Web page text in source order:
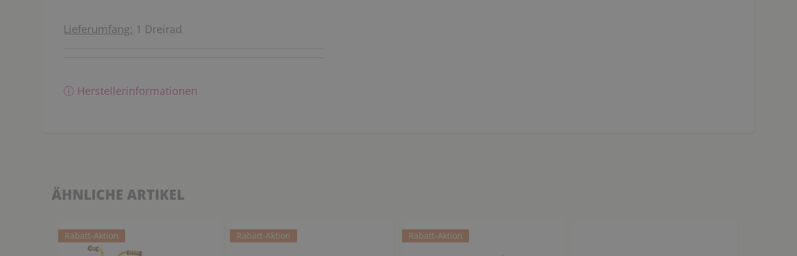
Lieferumfang: 1 Dreirad
ⓘ Herstellerinformationen
ÄHNLICHE ARTIKEL
Rabatt-Aktion Rabatt-Aktion Rabatt-Aktion